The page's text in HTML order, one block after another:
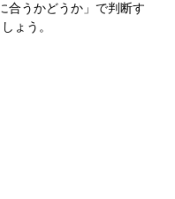
合うかどうか」で判断す
ょう。